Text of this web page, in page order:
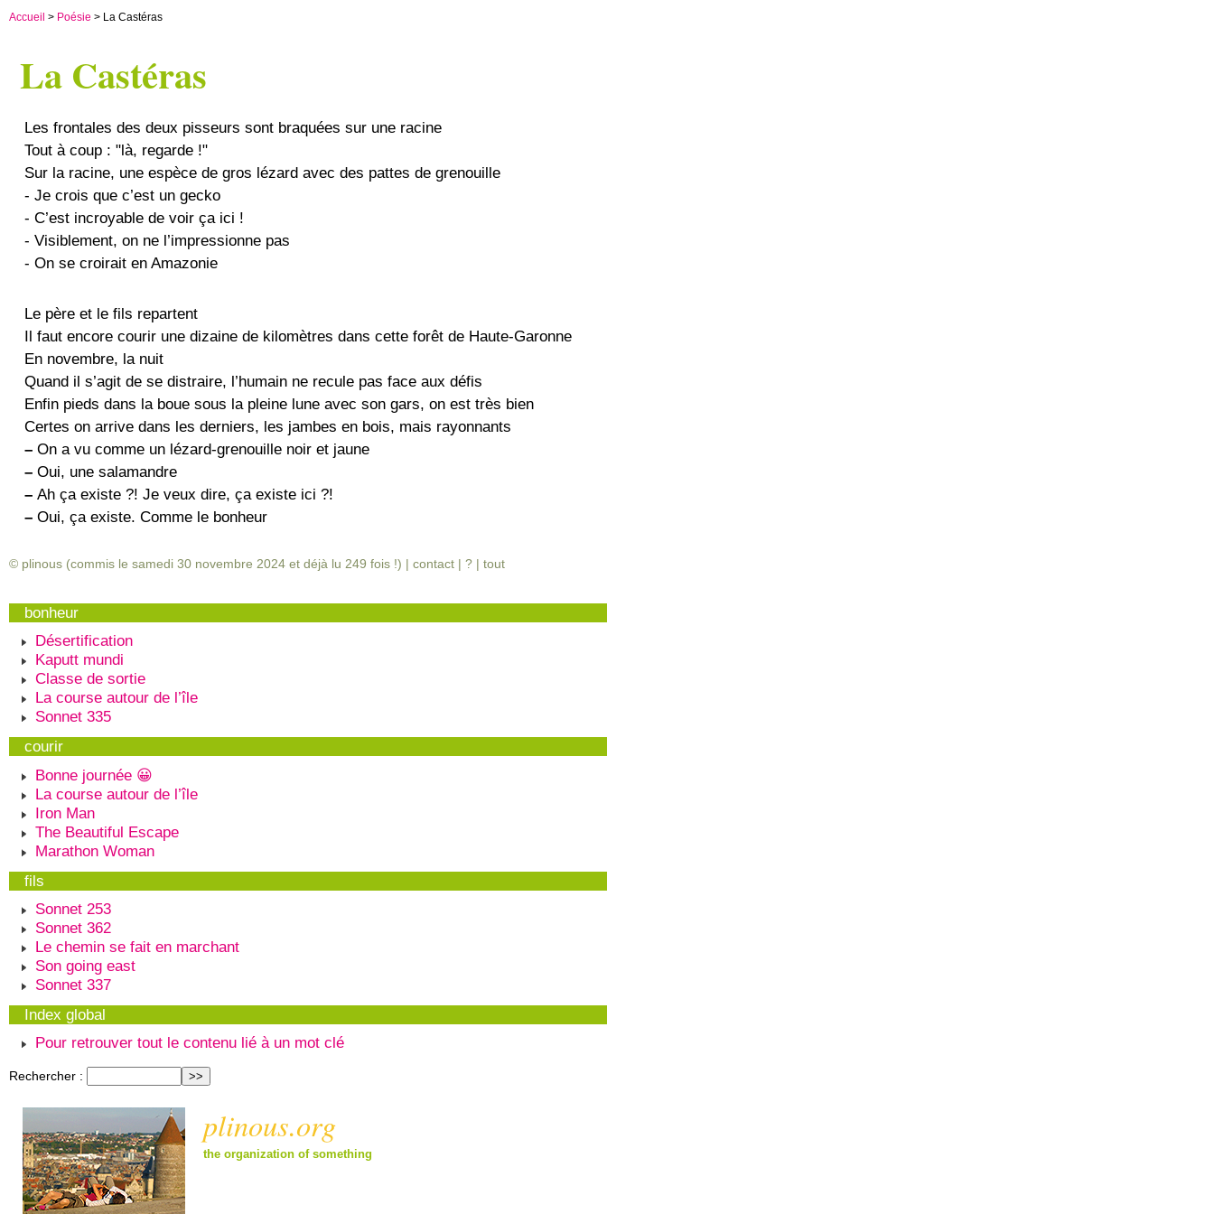
Accueil > Poésie > La Castéras
La Castéras
Les frontales des deux pisseurs sont braquées sur une racine
Tout à coup : "là, regarde !"
Sur la racine, une espèce de gros lézard avec des pattes de grenouille
- Je crois que c’est un gecko
- C’est incroyable de voir ça ici !
- Visiblement, on ne l’impressionne pas
- On se croirait en Amazonie
Le père et le fils repartent
Il faut encore courir une dizaine de kilomètres dans cette forêt de Haute-Garonne
En novembre, la nuit
Quand il s’agit de se distraire, l’humain ne recule pas face aux défis
Enfin pieds dans la boue sous la pleine lune avec son gars, on est très bien
Certes on arrive dans les derniers, les jambes en bois, mais rayonnants
– On a vu comme un lézard-grenouille noir et jaune
– Oui, une salamandre
– Ah ça existe ?! Je veux dire, ça existe ici ?!
– Oui, ça existe. Comme le bonheur
© plinous (commis le samedi 30 novembre 2024 et déjà lu 249 fois !) | contact | ? | tout
bonheur
Désertification
Kaputt mundi
Classe de sortie
La course autour de l’île
Sonnet 335
courir
Bonne journée 😀
La course autour de l’île
Iron Man
The Beautiful Escape
Marathon Woman
fils
Sonnet 253
Sonnet 362
Le chemin se fait en marchant
Son going east
Sonnet 337
Index global
Pour retrouver tout le contenu lié à un mot clé
Rechercher :
plinous.org
the organization of something